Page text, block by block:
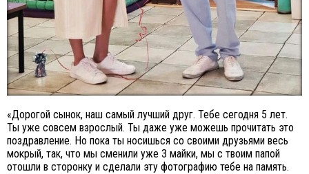
«Дорогой сынок, наш самый лучший друг. Тебе сегодня 5 лет.
Ты уже совсем взрослый. Ты даже уже можешь прочитать это
поздравление. Но пока ты носишься со своими друзьями весь
мокрый, так, что мы сменили уже 3 майки, мы с твоим папой
отошли в сторонку и сделали эту фотографию тебе на память.